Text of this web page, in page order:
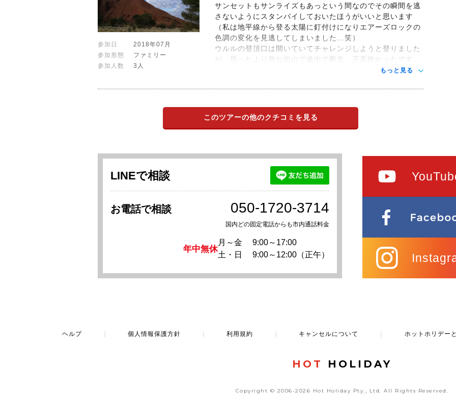
サンセットもサンライズもあっという間なのでその瞬間を逃
さないようにスタンバイしておいたほうがいいと思います
（私は地平線から登る太陽に釘付けになりエアーズロックの
色調の変化を見逃してしまいました…笑）
ウルルの登頂口は開いていてチャレンジしようと登りました
が、思ったより急な岩山で途中で断念…正直怖かったです。
もっと見る
参加日
2018年07月
参加形態
ファミリー
参加人数
3人
このツアーの他のクチコミを見る
LINEで相談
お電話で相談 050-1720-3714
国内どの固定電話からも市内通話料金
年中無休
月～金
9:00～17:00
土・日
9:00～12:00（正午）
ヘルプ 個人情報保護方針 利用規約 キャンセルについて ホットホリデー
HOT HOLIDAY
Copyright © 2006-2026 Hot Holiday Pty., Ltd.All Rights Reserved.